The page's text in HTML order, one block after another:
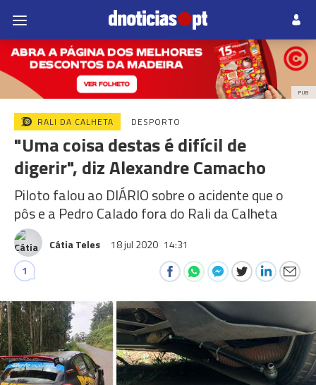
PUB
RALI DA CALHETA DESPORTO
"Uma coisa destas é difícil de
digerir", diz Alexandre Camacho
Piloto falou ao DIÁRIO sobre o acidente que o
pôs e a Pedro Calado fora do Rali da Calheta
Cátia Teles 18 jul 2020 14:31
1